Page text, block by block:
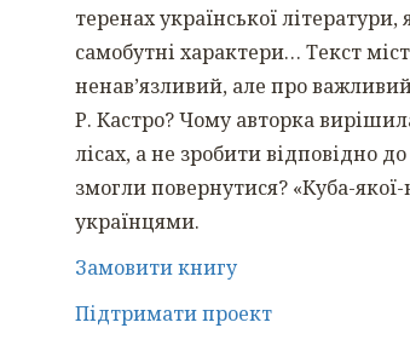
теренах української літератури,
самобутні характери… Текст
ненав’язливий, але про
Р. Кастро? Чому авторка
лісах, а не зробити відповідно
змогли повернутися? «Куба-
українцями.
Замовити книгу
Підтримати проект